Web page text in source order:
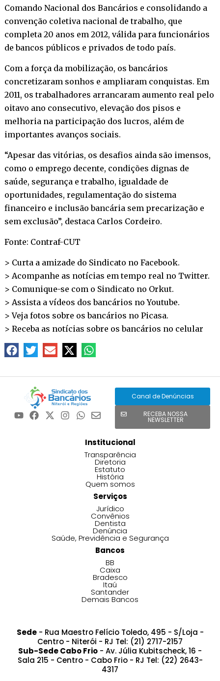
Comando Nacional dos Bancários e consolidando a
convenção coletiva nacional de trabalho, que
completa 20 anos em 2012, válida para funcionários
de bancos públicos e privados de todo país.
Com a força da mobilização, os bancários
concretizaram sonhos e ampliaram conquistas. Em
2011, os trabalhadores arrancaram aumento real pelo
oitavo ano consecutivo, elevação dos pisos e
melhoria na participação dos lucros, além de
importantes avanços sociais.
“Apesar das vitórias, os desafios ainda são imensos,
como o emprego decente, condições dignas de
saúde, segurança e trabalho, igualdade de
oportunidades, regulamentação do sistema
financeiro e inclusão bancária sem precarização e
sem exclusão”, destaca Carlos Cordeiro.
Fonte: Contraf-CUT
> Curta a amizade do Sindicato no Facebook.
> Acompanhe as notícias em tempo real no Twitter.
> Comunique-se com o Sindicato no Orkut.
> Assista a vídeos dos bancários noYoutube.
> Veja fotos sobre os bancários no Picasa.
> Receba as notícias sobre os bancários no celular
Canal de Denúncias
RECEBA NOSSA
NEWSLETTER
Institucional
Transparência
Diretoria
Estatuto
História
Quem somos
Serviços
Jurídico
Convênios
Dentista
Denúncia
Saúde, Previdência e Segurança
Bancos
BB
Caixa
Bradesco
Itaú
Santander
Demais Bancos
Sede- Rua Maestro Felício Toledo, 495 - S/Loja -
Centro - Niterói - RJ Tel: (21) 2717-2157
Sub-Sede Cabo Frio - Av. Júlia Kubitscheck, 16 -
Sala 215 - Centro - Cabo Frio - RJ Tel: (22) 2643-
4317